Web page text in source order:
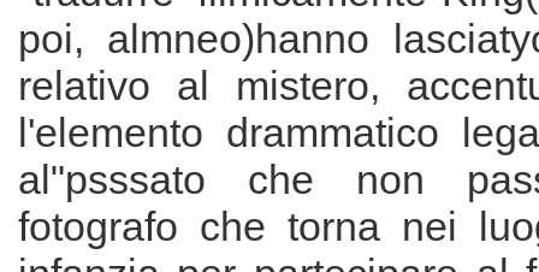
poi, almneo)hanno
relativo al mistero,
l'elemento drammatico
al"psssato che non
fotografo che torna nei